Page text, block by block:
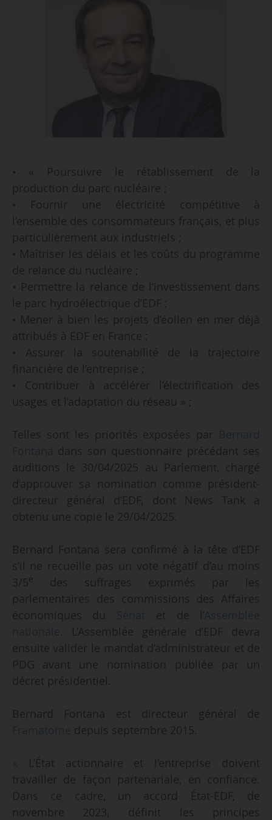
• « Poursuivre le rétablissement de la
production du parc nucléaire ;
• Fournir une électricité compétitive à
l’ensemble des consommateurs français, et plus
particulièrement aux industriels ;
• Maîtriser les délais et les coûts du programme
de relance du nucléaire ;
• Permettre la relance de l’investissement dans
le parc hydroélectrique d’EDF ;
• Mener à bien les projets d’éolien en mer déjà
attribués à EDF en France ;
• Assurer la soutenabilité de la trajectoire
financière de l’entreprise ;
• Contribuer à accélérer l’électrification des
usages et l’adaptation du réseau » ;
Telles sont les priorités exposées par
dans son questionnaire précédant ses
auditions le 30/04/2025 au Parlement, chargé
d’approuver sa nomination comme président-
directeur général d’EDF, dont News Tank a
obtenu une copie le 29/04/2025.
Bernard Fontana sera confirmé à la tête d’EDF
s’il ne recueille pas un vote négatif d’au moins
3/5e
des suffrages exprimés par les
parlementaires des commissions des Affaires
économiques du
et de l’
. L’Assemblée générale d’EDF devra
ensuite valider le mandat d’administrateur et de
PDG avant une nomination publiée par un
décret présidentiel.
Bernard Fontana est directeur général de
depuis septembre 2015.
« L’État actionnaire et l’entreprise doivent
travailler de façon partenariale, en confiance.
Dans ce cadre, un accord État-EDF, de
novembre 2023, définit les principes